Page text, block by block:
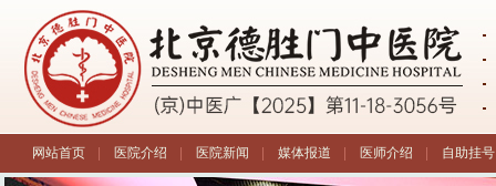
网站首页 医院介绍 医院新闻 媒体报道 医师介绍 自助挂号